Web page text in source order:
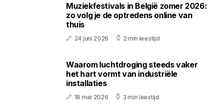
Muziekfestivals in België zomer 2026:
zo volg je de optredens online van
thuis
24 juni 2026 2 min leestijd
Waarom luchtdroging steeds vaker
het hart vormt van industriële
installaties
18 mei 2026 3 min leestijd